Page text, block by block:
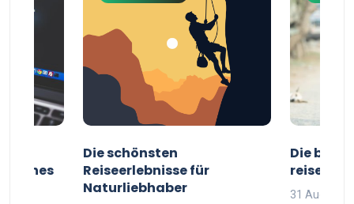
deines
Die schönsten
Reiseerlebnisse für
Naturliebhaber
Die
reisende
31 August